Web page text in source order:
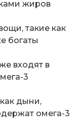
жиров
такие как
богаты
входят в
3
дыни,
омега-3